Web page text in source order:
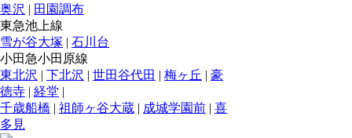
奥沢 | 田園調布
東急池上線
雪が谷大塚 | 石川台
小田急小田原線
東北沢 | 下北沢 | 世田谷代田 | 梅ヶ丘 | 豪
徳寺 | 経堂 |
千歳船橋 | 祖師ヶ谷大蔵 | 成城学園前 | 喜
多見